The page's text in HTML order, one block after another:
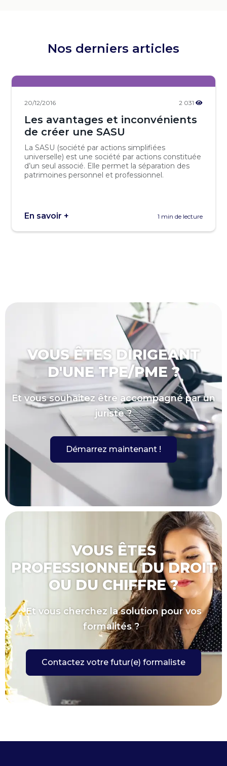
Nos derniers articles
20/12/2016 2 031
Les avantages et inconvénients
de créer une SASU
La SASU (société par actions simplifiées
universelle) est une société par actions constituée
d’un seul associé. Elle permet la séparation des
patrimoines personnel et professionnel.
En savoir + 1 min de lecture
VOUS ÊTES DIRIGEANT
D'UNE TPE/PME ?
Et vous souhaitez être accompagné par un
juriste ?
Démarrez maintenant !
VOUS ÊTES
PROFESSIONNEL DU DROIT
OU DU CHIFFRE ?
Et vous cherchez la solution pour vos
formalités ?
Contactez votre futur(e) formaliste